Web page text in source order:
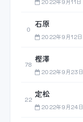
2022年9月11日
0
石原
2022年9月12日
78
樫澤
2022年9月23日
22
定松
2022年9月24日